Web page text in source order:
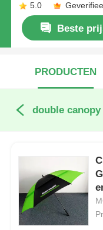
5.0
Beste
PRODUCTEN